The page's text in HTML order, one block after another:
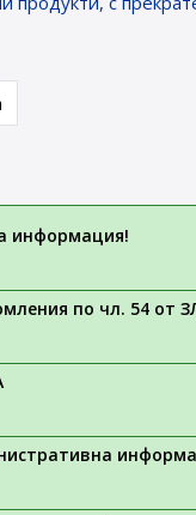
информация!
по чл. 54 от